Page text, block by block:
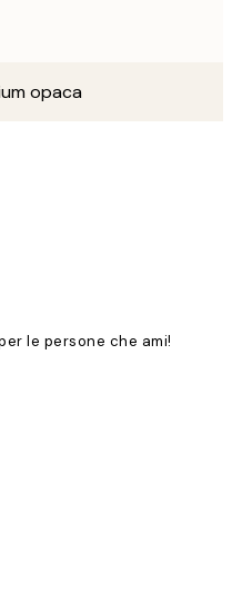
opaca
le persone che ami!